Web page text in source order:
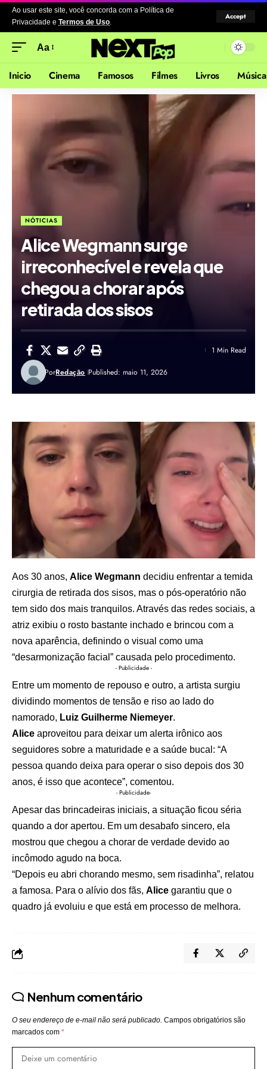
Ao usar este site, você concorda com a Política de
Privacidade e Termos de Uso.
Accept
Aa
Inicio Cinema Famosos Filmes Livros Música
NÓTICIAS
Alice Wegmann surge
irreconhecível e revela que
chegou a chorar após
retirada dos sisos
PorRedação Published: maio 11, 2026
1 Min Read
Aos 30 anos, Alice Wegmann decidiu enfrentar a temida
cirurgia de retirada dos sisos, mas o pós-operatório não
tem sido dos mais tranquilos. Através das redes sociais, a
atriz exibiu o rosto bastante inchado e brincou com a
nova aparência, definindo o visual como uma
“desarmonização facial” causada pelo procedimento.
- Publicidade -
Entre um momento de repouso e outro, a artista surgiu
dividindo momentos de tensão e riso ao lado do
namorado, Luiz Guilherme Niemeyer.
Alice aproveitou para deixar um alerta irônico aos
seguidores sobre a maturidade e a saúde bucal: “A
pessoa quando deixa para operar o siso depois dos 30
anos, é isso que acontece”, comentou.
- Publicidade-
Apesar das brincadeiras iniciais, a situação ficou séria
quando a dor apertou. Em um desabafo sincero, ela
mostrou que chegou a chorar de verdade devido ao
incômodo agudo na boca.
“Depois eu abri chorando mesmo, sem risadinha”, relatou
a famosa. Para o alívio dos fãs, Alice garantiu que o
quadro já evoluiu e que está em processo de melhora.
Nenhum comentário
O seu endereço de e-mail não será publicado. Campos obrigatórios são
marcados com *